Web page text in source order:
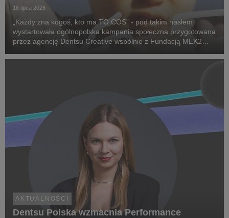
16 lipca 2026
„Każdy zna kogoś, kto ma TO COŚ” - pod takim hasłem
wystartowała ogólnopolska kampania społeczna przygotowana
przez agencję Dentsu Creative wspólnie z Fundacją MEK2
chorób rzadkich, zwrócenie uwagi na problemy pac...
AKTUALNOŚCI
Dentsu Polska wzmacnia Performance